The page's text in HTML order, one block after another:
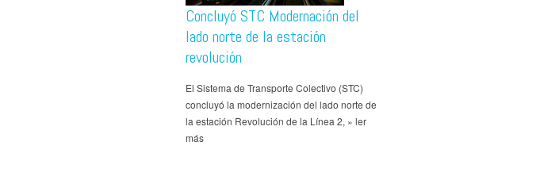
Concluyó STC Modernación del
lado norte de la estación
revolución
El Sistema de Transporte Colectivo (STC)
concluyó la modernización del lado norte de
la estación Revolución de la Línea 2, » ler
más